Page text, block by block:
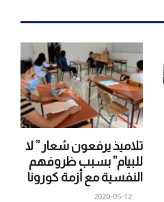
تلاميذ يرفعون شعار ” لا
للبيام” بسبب ظروفهم
النفسية مع أزمة كورونا
2020-05-12